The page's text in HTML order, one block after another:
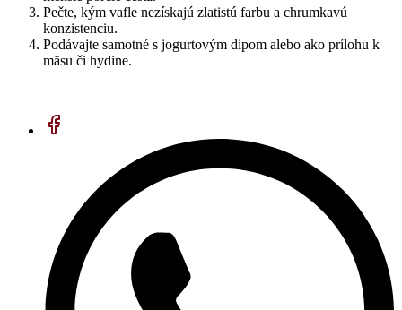
Pečte, kým vafle nezískajú zlatistú farbu a chrumkavú
konzistenciu.
Podávajte samotné s jogurtovým dipom alebo ako prílohu k
mäsu či hydine.